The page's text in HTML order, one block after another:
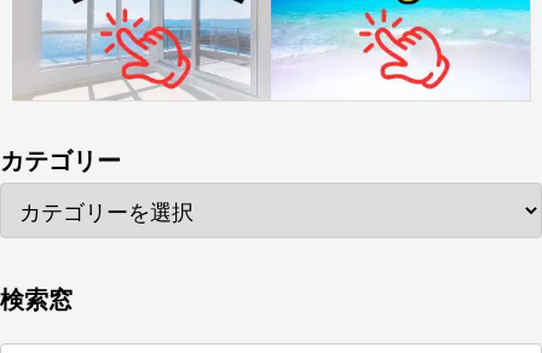
カテゴリー
検索窓